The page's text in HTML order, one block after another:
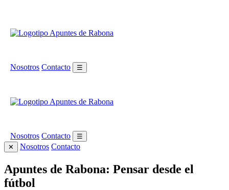
Nosotros Contacto ☰
Nosotros Contacto
☰
✕
Nosotros Contacto
Apuntes de Rabona: Pensar desde el
fútbol